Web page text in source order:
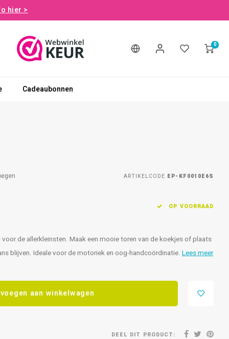
hier >
0
Cadeaubonnen
ARTIKELCODE EP-KF0010E6S
OP VOORRAAD
de allerkleinsten. Maak een mooie toren van de koekjes of plaats
blijven. Ideale voor de motoriek en oog-handcoördinatie. Lees meer
aan winkelwagen
DEEL DIT PRODUCT: